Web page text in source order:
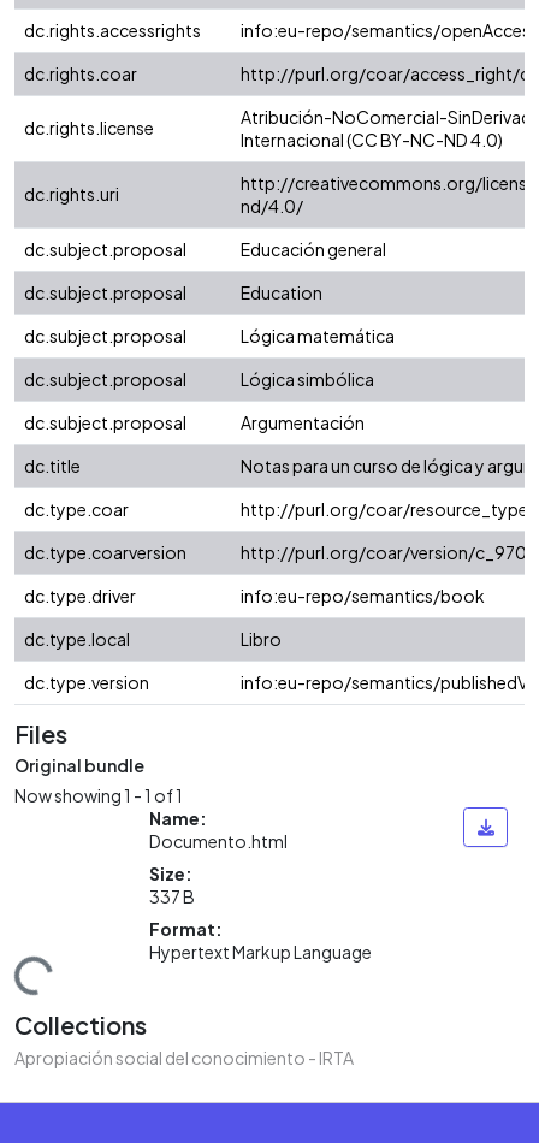
dc.rights.accessrights
info:eu-repo/semantics/openAccess
dc.rights.coar
http://purl.org/coar/access_right/
dc.rights.license
Atribución-NoComercial-
Internacional (CC BY-NC-ND 4.0)
dc.rights.uri
http://creativecommons.org/
nd/4.0/
dc.subject.proposal
Educación general
dc.subject.proposal
Education
dc.subject.proposal
Lógica matemática
dc.subject.proposal
Lógica simbólica
dc.subject.proposal
Argumentación
dc.title
Notas para un curso de lógica y
dc.type.coar
http://purl.org/coar/
dc.type.coarversion
http://purl.org/coar/version/
dc.type.driver
info:eu-repo/semantics/book
dc.type.local
Libro
dc.type.version
info:eu-repo/semantics/
Files
Original bundle
Now showing1 - 1 of 1
Name:
Documento.html
Size:
337 B
Format:
Hypertext Markup Language
Collections
Apropiación social del conocimiento - IRTA